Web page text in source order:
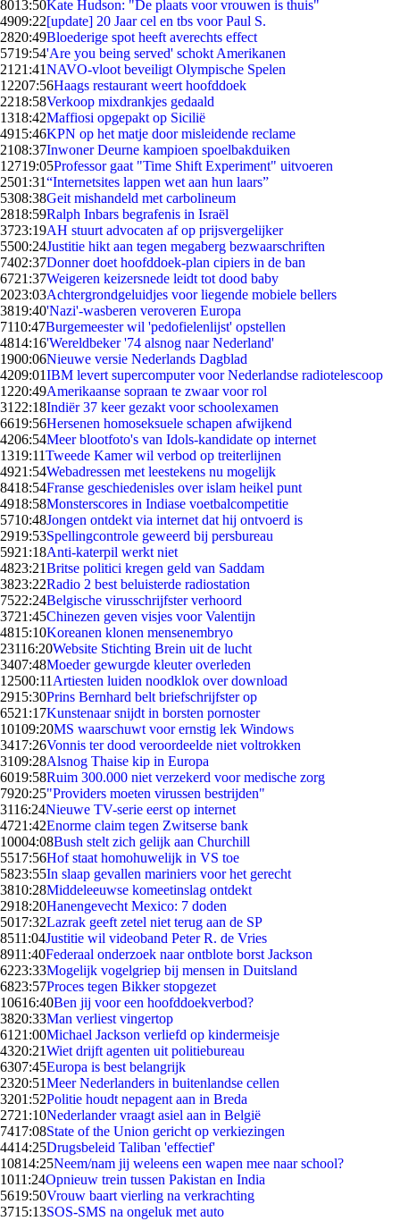
8013:50Kate Hudson: "De plaats voor vrouwen is thuis"
4909:22[update] 20 Jaar cel en tbs voor Paul S.
2820:49Bloederige spot heeft averechts effect
5719:54'Are you being served' schokt Amerikanen
21 21:41NAVO-vloot beveiligt Olympische Spelen
12207:56Haags restaurant weert hoofddoek
2218:58Verkoop mixdrankjes gedaald
1318:42Maffiosi opgepakt op Sicilië
4915:46KPN op het matje door misleidende reclame
2108:37Inwoner Deurne kampioen spoelbakduiken
12719:05Professor gaat "Time Shift Experiment" uitvoeren
2501:31“Internetsites lappen wet aan hun laars”
5308:38Geit mishandeld met carbolineum
2818:59Ralph Inbars begrafenis in Israël
3723:19AH stuurt advocaten af op prijsvergelijker
5500:24Justitie hikt aan tegen megaberg bezwaarschriften
7402:37Donner doet hoofddoek-plan cipiers in de ban
6721:37Weigeren keizersnede leidt tot dood baby
2023:03Achtergrondgeluidjes voor liegende mobiele bellers
3819:40'Nazi'-wasberen veroveren Europa
7110:47Burgemeester wil 'pedofielenlijst' opstellen
4814:16'Wereldbeker '74 alsnog naar Nederland'
1900:06Nieuwe versie Nederlands Dagblad
4209:01IBM levert supercomputer voor Nederlandse radiotelescoop
1220:49Amerikaanse sopraan te zwaar voor rol
31 22:18Indiër 37 keer gezakt voor schoolexamen
6619:56Hersenen homoseksuele schapen afwijkend
4206:54Meer blootfoto's van Idols-kandidate op internet
1319:11Tweede Kamer wil verbod op treiterlijnen
4921:54Webadressen met leestekens nu mogelijk
8418:54Franse geschiedenisles over islam heikel punt
4918:58Monsterscores in Indiase voetbalcompetitie
5710:48Jongen ontdekt via internet dat hij ontvoerd is
2919:53Spellingcontrole geweerd bij persbureau
5921:18Anti-katerpil werkt niet
4823:21Britse politici kregen geld van Saddam
3823:22Radio 2 best beluisterde radiostation
7522:24Belgische virusschrijfster verhoord
3721:45Chinezen geven visjes voor Valentijn
4815:10Koreanen klonen mensenembryo
23116:20Website Stichting Brein uit de lucht
3407:48Moeder gewurgde kleuter overleden
12500:11 Artiesten luiden noodklok over download
2915:30Prins Bernhard belt briefschrijfster op
6521:17Kunstenaar snijdt in borsten pornoster
10109:20MS waarschuwt voor ernstig lek Windows
3417:26Vonnis ter dood veroordeelde niet voltrokken
3109:28Alsnog Thaise kip in Europa
6019:58Ruim 300.000 niet verzekerd voor medische zorg
7920:25"Providers moeten virussen bestrijden"
3116:24Nieuwe TV-serie eerst op internet
4721:42Enorme claim tegen Zwitserse bank
10004:08Bush stelt zich gelijk aan Churchill
5517:56Hof staat homohuwelijk in VS toe
5823:55In slaap gevallen mariniers voor het gerecht
3810:28Middeleeuwse komeetinslag ontdekt
2918:20Hanengevecht Mexico: 7 doden
5017:32Lazrak geeft zetel niet terug aan de SP
8511:04Justitie wil videoband Peter R. de Vries
8911:40Federaal onderzoek naar ontblote borst Jackson
6223:33Mogelijk vogelgriep bij mensen in Duitsland
6823:57Proces tegen Bikker stopgezet
10616:40Ben jij voor een hoofddoekverbod?
3820:33Man verliest vingertop
61 21:00Michael Jackson verliefd op kindermeisje
4320:21Wiet drijft agenten uit politiebureau
6307:45Europa is best belangrijk
2320:51Meer Nederlanders in buitenlandse cellen
3201:52Politie houdt nepagent aan in Breda
2721:10Nederlander vraagt asiel aan in België
7417:08State of the Union gericht op verkiezingen
4414:25Drugsbeleid Taliban 'effectief'
10814:25Neem/nam jij weleens een wapen mee naar school?
1011:24Opnieuw trein tussen Pakistan en India
5619:50Vrouw baart vierling na verkrachting
3715:13SOS-SMS na ongeluk met auto